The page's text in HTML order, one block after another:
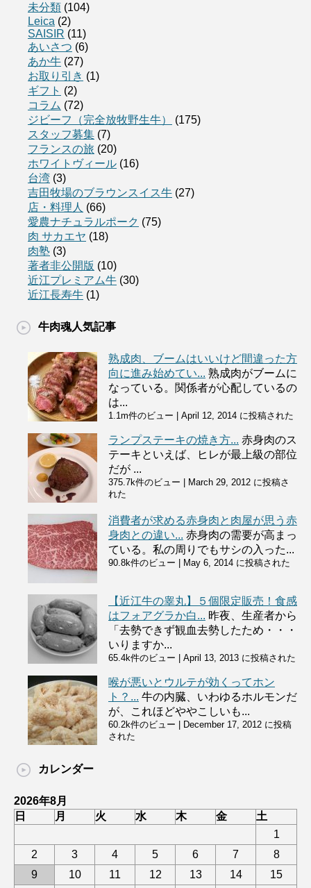
未分類 (104)
Leica (2)
SAISIR (11)
あいさつ (6)
あか牛 (27)
お取り引き (1)
ギフト (2)
コラム (72)
ジビーフ（完全放牧野生牛）
(175)
スタッフ募集 (7)
フランスの旅 (20)
ホワイトヴィール (16)
台湾 (3)
吉田牧場のブラウンスイス牛 (27)
店・料理人 (66)
愛農ナチュラルポーク (75)
肉 サカエヤ (18)
肉塾 (3)
著者非公開版 (10)
近江プレミアム牛 (30)
近江長寿牛 (1)
牛肉魂人気記事
熟成肉、ブームはいいけど間違った方
向に進み始めてい... 熟成肉がブームに
なっている。関係者が心配しているの
は...
1.1m件のビュー April 12, 2014 に投稿された
ランプステーキの焼き方... 赤身肉のス
テーキといえば、ヒレが最上級の部位
だが ...
375.7k件のビュー
March 29, 2012 に投稿さ
れた
消費者が求める赤身肉と肉屋が思う赤
身肉との違い... 赤身肉の需要が高まっ
ている。私の周りでもサシの入った...
90.8k件のビュー May 6, 2014 に投稿された
【近江牛の睾丸】５個限定販売！食感
はフォアグラか白... 昨夜、生産者から
「去勢できず観血去勢したため・・・
いりますか...
65.4k件のビュー April 13, 2013 に投稿された
喉が悪いとウルテが効くってホン
ト？... 牛の内臓、いわゆるホルモンだ
が、これほどややこしいも...
60.2k件のビュー
December 17, 2012 に投稿
された
カレンダー
2026年8月
日
月 火 水 木 金
土
1
2
3 4 5 6 7
8
9
10 11 12 13 14
15